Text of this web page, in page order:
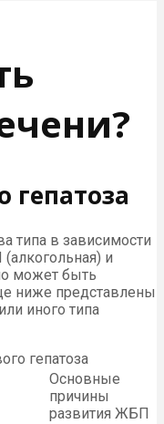
типа в зависимости
и
может быть
ниже представлены
иного типа
гепатоза
Основные
причины
развития ЖБП